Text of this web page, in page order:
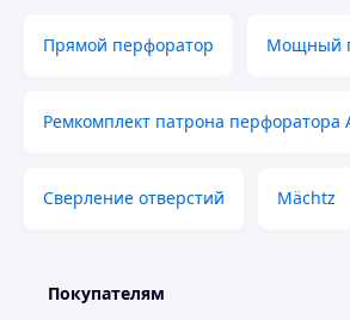
БЫСТРОСЪЕМНЫЙ
универсальности. Патроны
Прямой перфоратор Мощный
Ремкомплект патрона перфоратора
Сверление отверстий Mächtz
Покупателям